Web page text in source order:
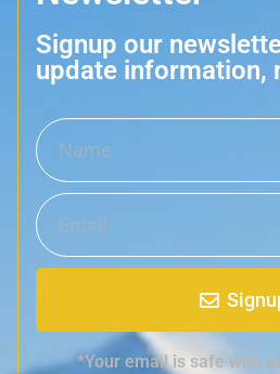
Signup our
update information,
*Your email is safe with